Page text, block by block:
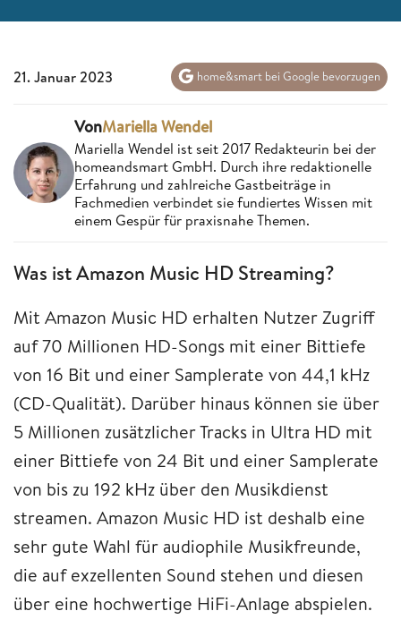
21. Januar 2023 home&smart bei Google bevorzugen
VonMariella Wendel
Mariella Wendel ist seit 2017 Redakteurin bei der
homeandsmart GmbH. Durch ihre redaktionelle
Erfahrung und zahlreiche Gastbeiträge in
Fachmedien verbindet sie fundiertes Wissen mit
einem Gespür für praxisnahe Themen.
Was ist Amazon Music HD Streaming?
Mit Amazon Music HD erhalten Nutzer Zugriff
auf 70 Millionen HD-Songs mit einer Bittiefe
von 16 Bit und einer Samplerate von 44,1 kHz
(CD-Qualität). Darüber hinaus können sie über
5 Millionen zusätzlicher Tracks in Ultra HD mit
einer Bittiefe von 24 Bit und einer Samplerate
von bis zu 192 kHz über den Musikdienst
streamen. Amazon Music HD ist deshalb eine
sehr gute Wahl für audiophile Musikfreunde,
die auf exzellenten Sound stehen und diesen
über eine hochwertige HiFi-Anlage abspielen.